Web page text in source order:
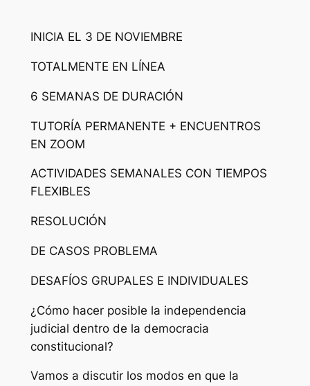
INICIA EL 3 DE NOVIEMBRE
TOTALMENTE EN LÍNEA
6 SEMANAS DE DURACIÓN
TUTORÍA PERMANENTE + ENCUENTROS
EN ZOOM
ACTIVIDADES SEMANALES CON TIEMPOS
FLEXIBLES
RESOLUCIÓN
DE CASOS PROBLEMA
DESAFÍOS GRUPALES E INDIVIDUALES
¿Cómo hacer posible la independencia
judicial dentro de la democracia
constitucional?
Vamos a discutir los modos en que la